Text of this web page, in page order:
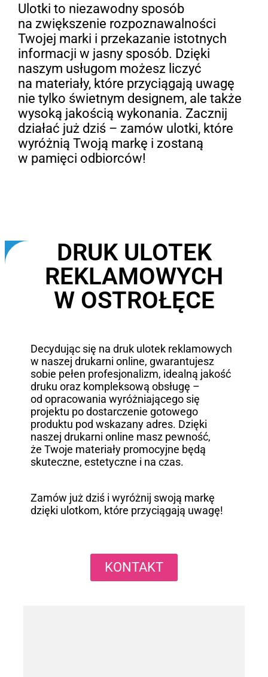
Ulotki to niezawodny sposób
na zwiększenie rozpoznawalności
Twojej marki i przekazanie istotnych
informacji w jasny sposób. Dzięki
naszym usługom możesz liczyć
na materiały, które przyciągają uwagę
nie tylko świetnym designem, ale także
wysoką jakością wykonania. Zacznij
działać już dziś – zamów ulotki, które
wyróżnią Twoją markę i zostaną
w pamięci odbiorców!
DRUK ULOTEK
REKLAMOWYCH
W OSTROŁĘCE
Decydując się na druk ulotek reklamowych
w naszej drukarni online, gwarantujesz
sobie pełen profesjonalizm, idealną jakość
druku oraz kompleksową obsługę –
od opracowania wyróżniającego się
projektu po dostarczenie gotowego
produktu pod wskazany adres. Dzięki
naszej drukarni online masz pewność,
że Twoje materiały promocyjne będą
skuteczne, estetyczne i na czas.
Zamów już dziś i wyróżnij swoją markę
dzięki ulotkom, które przyciągają uwagę!
KONTAKT